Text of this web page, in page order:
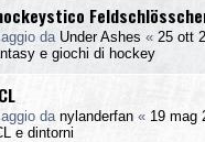
da Under Ashes « 25 ott
e giochi di hockey
da nylanderfan « 19 mag
e dintorni